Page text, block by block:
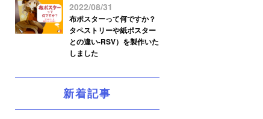
2022/08/31
布ポスターって何ですか？
タペストリーや紙ポスター
との違い-RSV）を製作いた
しました
新着記事